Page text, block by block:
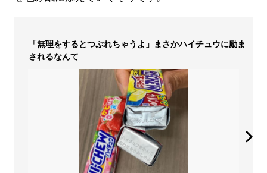
「無理をするとつぶれちゃうよ」まさかハイチュウに励ま
されるなんて